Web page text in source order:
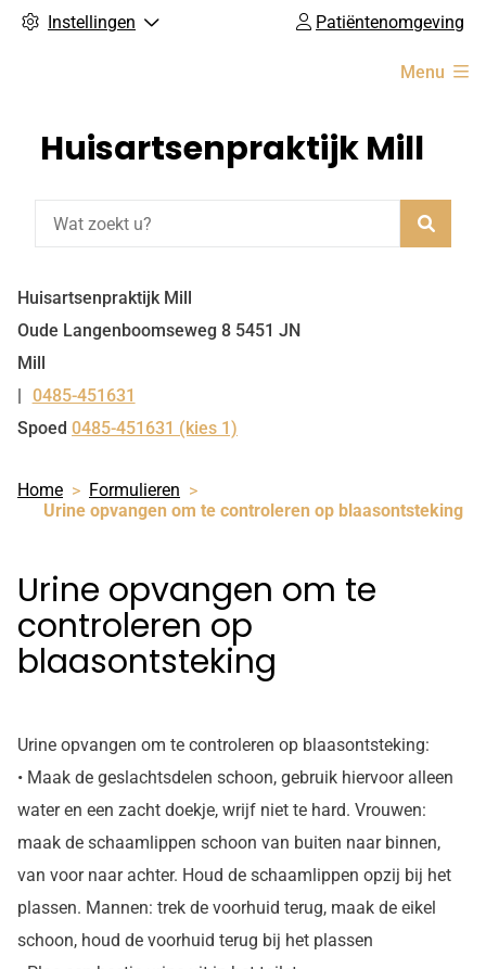
Instellingen Patiëntenomgeving
Menu
Huisartsenpraktijk Mill
Huisartsenpraktijk Mill
Oude Langenboomseweg 8 5451 JN
Mill
Tel:
0485-451631
Spoed 0485-451631 (kies 1)
Home
Formulieren
Urine opvangen om te controleren op blaasontsteking
Urine opvangen om te
controleren op
blaasontsteking
Urine opvangen om te controleren op blaasontsteking:
• Maak de geslachtsdelen schoon, gebruik hiervoor alleen
water en een zacht doekje, wrijf niet te hard. Vrouwen:
maak de schaamlippen schoon van buiten naar binnen,
van voor naar achter. Houd de schaamlippen opzij bij het
plassen. Mannen: trek de voorhuid terug, maak de eikel
schoon, houd de voorhuid terug bij het plassen